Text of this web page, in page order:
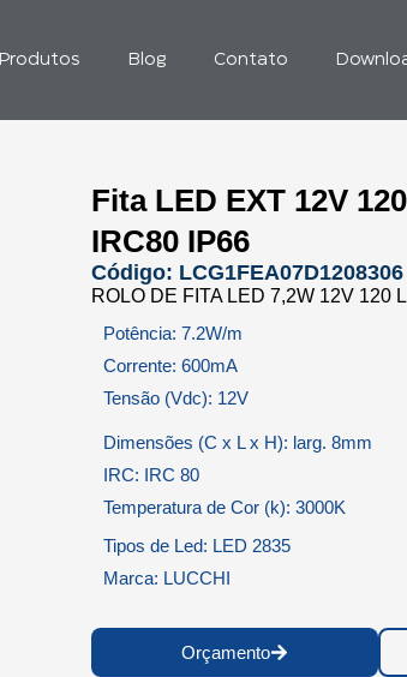
Produtos Blog Contato
Fita LED EXT 12V
IRC80 IP66
Código: LCG1FEA07D1208306
ROLO DE FITA LED 7,2W 12V 120
Potência: 7.2W/m
Corrente: 600mA
Tensão (Vdc): 12V
Dimensões (C x L x H): larg. 8mm
IRC: IRC 80
Temperatura de Cor (k): 3000K
Tipos de Led: LED 2835
Marca: LUCCHI
Orçamento